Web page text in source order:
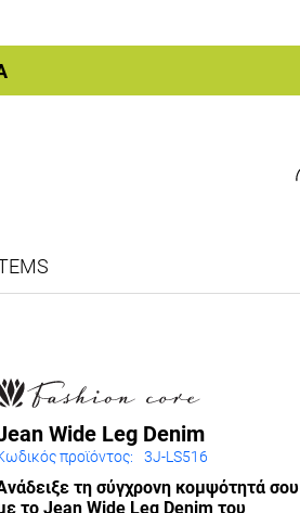
Wide Leg Denim
προϊόντος: 3J-LS516
τη σύγχρονη κομψότητά σου
το Jean Wide Leg Denim του